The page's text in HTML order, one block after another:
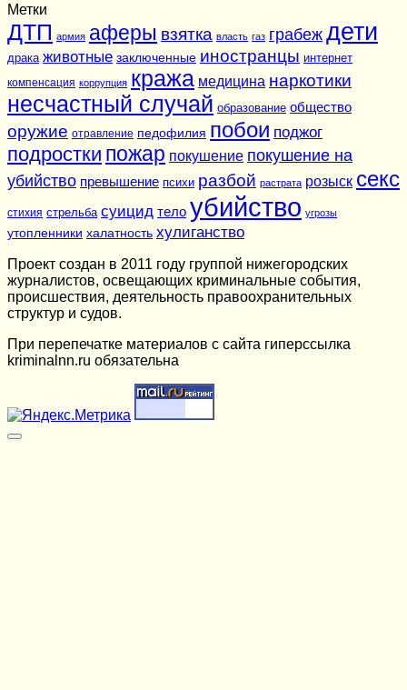
Метки
ДТП армия аферы взятка власть газ грабеж дети
драка животные заключенные иностранцы интернет
компенсация коррупция кража медицина наркотики
несчастный случай образование общество
оружие отравление педофилия побои поджог
подростки пожар покушение покушение на
убийство превышение психи разбой растрата розыск секс
стихия стрельба суицид тело убийство угрозы
утопленники халатность хулиганство
Проект создан в 2011 году группой нижегородских
журналистов, освещающих криминальные события,
происшествия, деятельность правоохранительных
структур и судов.
При перепечатке материалов c сайта гиперссылка
kriminalnn.ru обязательна